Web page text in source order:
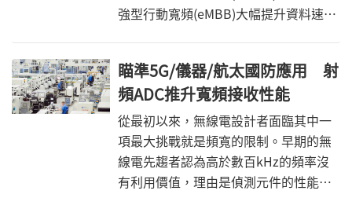
強型行動寬頻(eMBB)大幅提升資料速
其開發工作，包括確認如何測試5G資料
傳輸速率，才是最有效的方法。本文將
透過應用案例點出業者所面臨的技術問
題，並提出相關的量測方案，協助解決
其挑戰。
瞄準5G/儀器/航太國防應用 射
頻ADC推升寬頻接收性能
從最初以來，無線電設計者面臨其中一
項最大挑戰就是頻寬的限制。早期的無
線電先趨者認為高於數百kHz的頻率沒
有利用價值，理由是偵測元件的性能無